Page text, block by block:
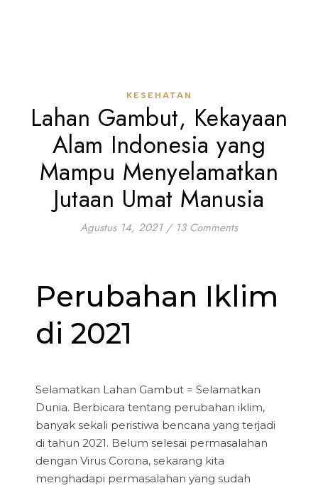
KESEHATAN
Lahan Gambut, Kekayaan
Alam Indonesia yang
Mampu Menyelamatkan
Jutaan Umat Manusia
Agustus 14, 2021 / 13 Comments
Perubahan Iklim
di 2021
Selamatkan Lahan Gambut = Selamatkan
Dunia. Berbicara tentang perubahan iklim,
banyak sekali peristiwa bencana yang terjadi
di tahun 2021. Belum selesai permasalahan
dengan Virus Corona, sekarang kita
menghadapi permasalahan yang sudah